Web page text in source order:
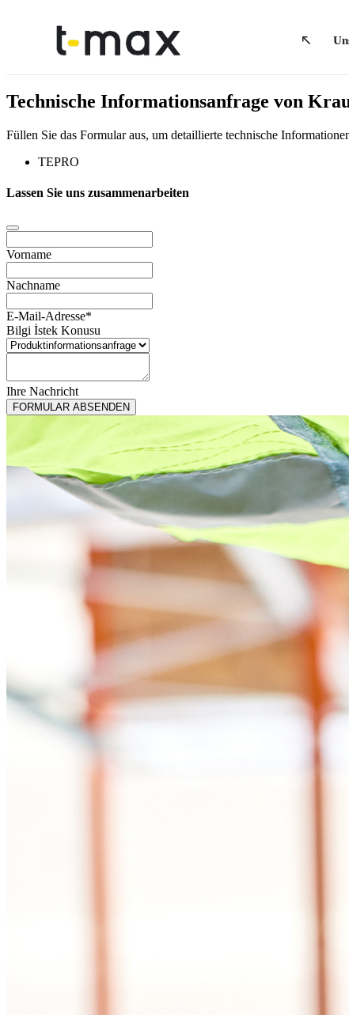
Technische Informationsanfrage von
Füllen Sie das Formular aus, um detaillierte technische
TEPRO
Lassen Sie uns zusammenarbeiten
Vorname
Nachname
E-Mail-Adresse*
Bilgi İstek Konusu
Ihre Nachricht
Phone
Number*
FORMULAR ABSENDEN